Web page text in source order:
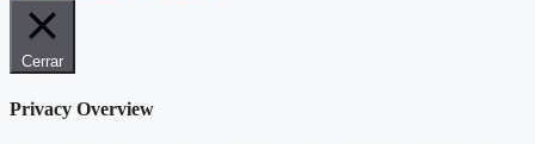
Cerrar
Privacy Overview